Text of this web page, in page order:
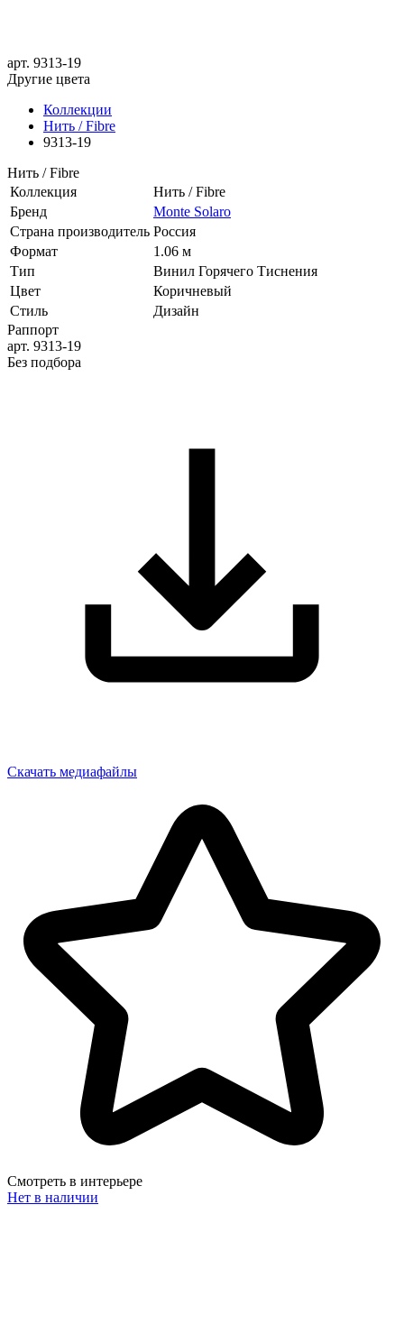
арт. 9313-19
Другие цвета
Коллекции
Нить / Fibre
9313-19
Нить / Fibre
Коллекция
Нить / Fibre
Бренд
Monte Solaro
Страна производитель Россия
Формат
1.06 м
Тип
Винил Горячего Тиснения
Цвет
Коричневый
Стиль
Дизайн
Раппорт
арт. 9313-19
Без подбора
Скачать медиафайлы
Смотреть в интерьере
Нет в наличии